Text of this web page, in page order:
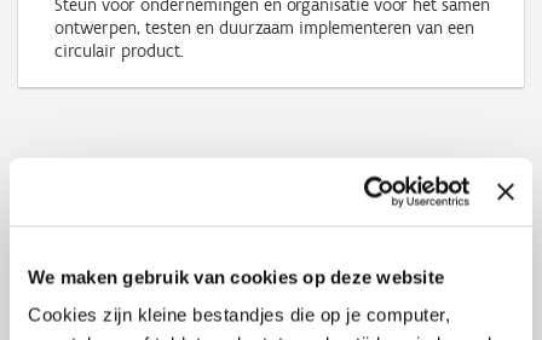
We maken gebruik van cookies op deze website
Cookies zijn kleine bestandjes die op je computer,
Steun voor ondernemingen en organisatie voor het samen
ontwerpen, testen en duurzaam implementeren van een
circulair product.